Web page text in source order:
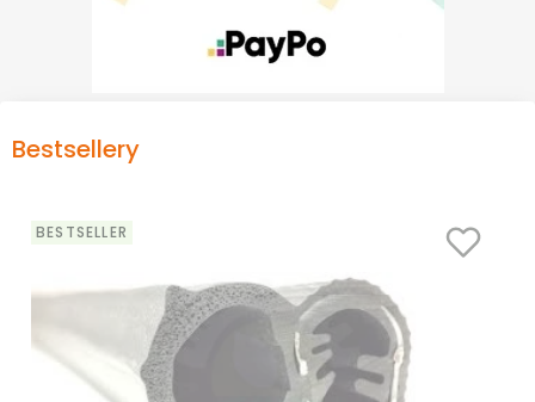
Bestsellery
BESTSELLER